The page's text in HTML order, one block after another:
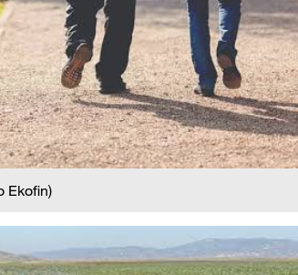
Ekofin)